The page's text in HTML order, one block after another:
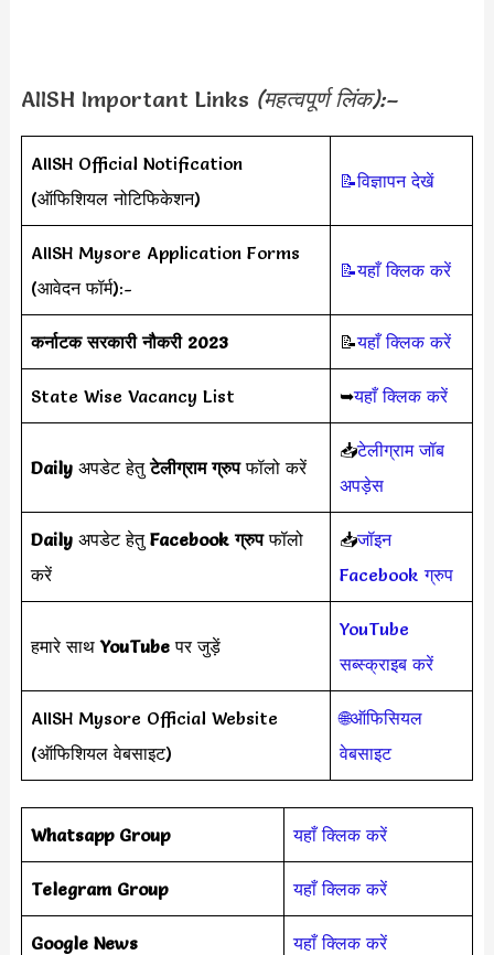
AIISH Important Links (महत्वपूर्ण लिंक):–
AIISH Official Notification
(ऑफिशियल नोटिफिकेशन)
📝विज्ञापन देखें
AIISH Mysore Application Forms
(आवेदन फॉर्म):-
📝यहाँ क्लिक करें
कर्नाटक सरकारी नौकरी 2023 📝यहाँ क्लिक करें
State Wise Vacancy List ➥यहाँ क्लिक करें
Daily अपडेट हेतुटेलीग्राम ग्रुपफॉलो करें
📥टेलीग्राम जॉब
अपड़ेस
Daily अपडेट हेतुFacebook ग्रुपफॉलो
करें
📥जॉइन
Facebook ग्रुप
हमारे साथYouTubeपर जुड़ें
YouTube
सब्स्क्राइब करें
AIISH Mysore Official Website
(ऑफिशियल वेबसाइट)
🌐ऑफिसियल
वेबसाइट
Whatsapp Group यहाँ क्लिक करें
Telegram Group यहाँ क्लिक करें
Google News यहाँ क्लिक करें